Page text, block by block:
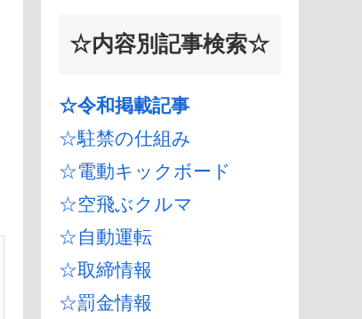
☆内容別記事検索☆
☆令和掲載記事
☆駐禁の仕組み
☆電動キックボード
☆空飛ぶクルマ
☆自動運転
☆取締情報
☆罰金情報